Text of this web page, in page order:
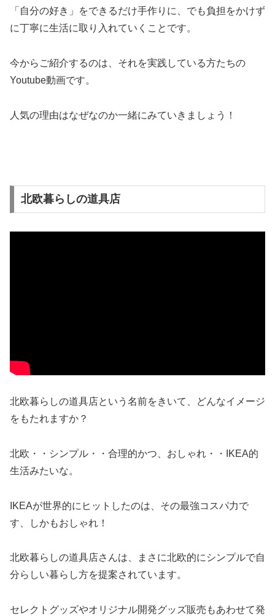
「自分の好き」をできるだけ手作りに、でも負担をかけず
に丁寧に生活に取り入れていくことです。
今からご紹介するのは、それを実践している方たちの
Youtube動画です。
人気の理由はなぜなのか一緒にみていきましょう！
北欧暮らしの道具店
北欧暮らしの道具店という名前をきいて、どんなイメージ
をもたれますか？
北欧・・シンプル・・合理的かつ、おしゃれ・・IKEA的
生活みたいな。
IKEAが世界的にヒットしたのは、その最強コスパ力で
す、しかもおしゃれ！
北欧暮らしの道具店さんは、まさに北欧的にシンプルで自
分らしい暮らし方を提案されています。
セレクトグッズやオリジナル開発グッズ販売もあわせて発